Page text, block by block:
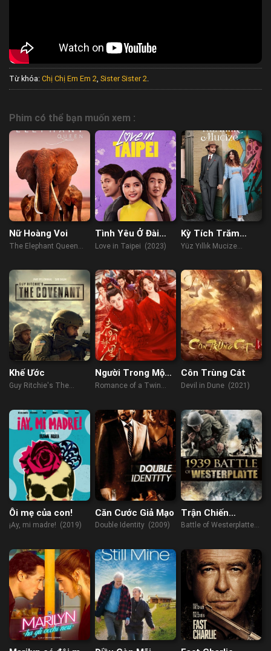
Từ khóa: Chị Chị Em Em 2 Sister Sister 2
Phim có thể bạn muốn xem :
Nữ Hoàng Voi
The Elephant Queen
Tình Yêu Ở Đài
Bắc
Love in Taipei (2023)
Kỳ Tích Trăm
Năm
Yüz Yıllık Mucize
Khế Ước
Guy Ritchie's The
Người Trong Mộng
Xuân Khuê
Romance of a Twin
Côn Trùng Cát
Devil in Dune (2021)
Ôi mẹ của con!
¡Ay, mi madre! (2019)
Căn Cước Giả Mạo
Double Identity (2009)
Trận Chiến
Westerplatte
Battle of Westerplatte